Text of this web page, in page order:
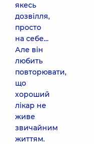
якесь
дозвілля,
просто
на себе…
Але він
любить
повторювати,
що
хороший
лікар не
живе
звичайним
життям.